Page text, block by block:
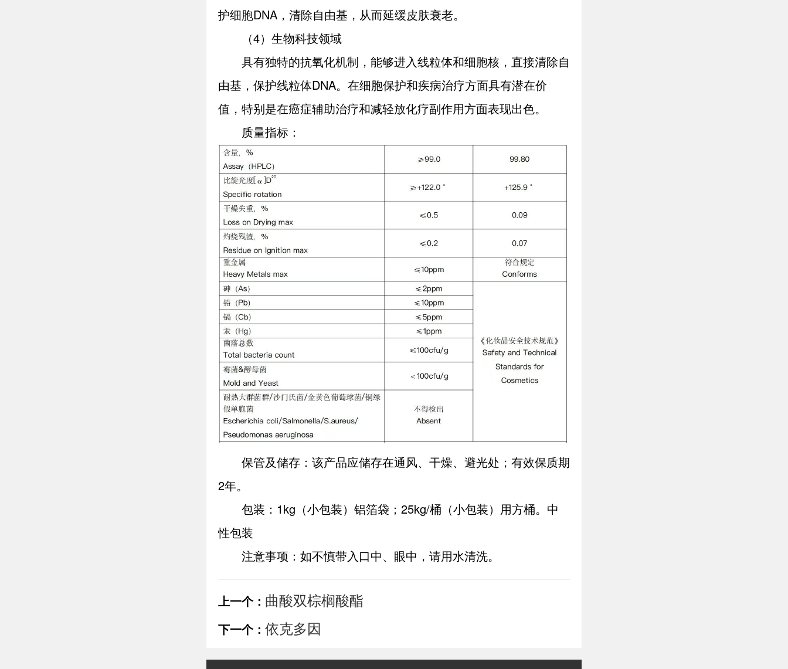
护细胞DNA，清除自由基，从而延缓皮肤衰老。
（4）生物科技领域
具有独特的抗氧化机制，能够进入线粒体和细胞核，直接清除自
由基，保护线粒体DNA。在细胞保护和疾病治疗方面具有潜在价
值，特别是在癌症辅助治疗和减轻放化疗副作用方面表现出色。
质量指标：
保管及储存：该产品应储存在通风、干燥、避光处；有效保质期
2年。
包装：1kg（小包装）铝箔袋；25kg/桶（小包装）用方桶。中
性包装
注意事项：如不慎带入口中、眼中，请用水清洗。
上一个： 曲酸双棕榈酸酯
下一个： 依克多因